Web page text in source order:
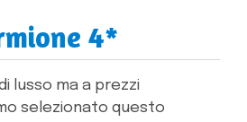
4*
lusso ma a prezzi
selezionato questo